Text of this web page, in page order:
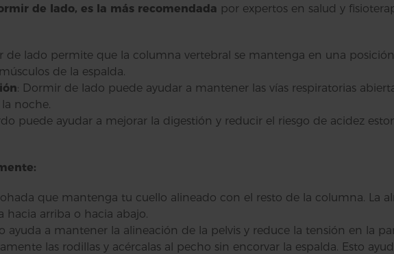
de lado, es la más recomendada por expertos en salud y
de lado permite que la columna vertebral se mantenga en una
de la espalda.
: Dormir de lado puede ayudar a mantener las vías respiratorias
noche.
puede ayudar a mejorar la digestión y reducir el riesgo de acidez
que mantenga tu cuello alineado con el resto de la columna. La
hacia arriba o hacia abajo.
ayuda a mantener la alineación de la pelvis y reduce la tensión en la
las rodillas y acércalas al pecho sin encorvar la espalda. Esto